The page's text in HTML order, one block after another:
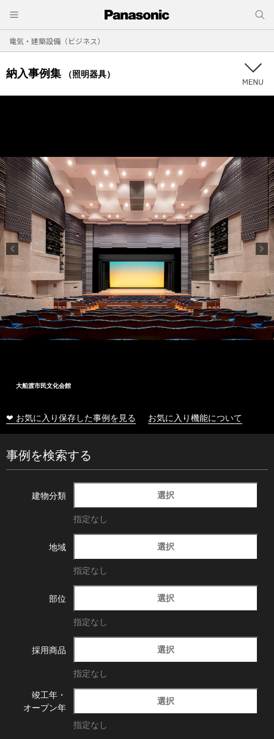
電気・建築設備（ビジネス）
納入事例集 （照明器具）
大船渡市民文化会館
❤ お気に入り保存した事例を見る お気に入り機能について
事例を検索する
建物分類 選択
指定なし
地域 選択
指定なし
部位 選択
指定なし
採用商品 選択
指定なし
竣工年・
オープン年
選択
指定なし